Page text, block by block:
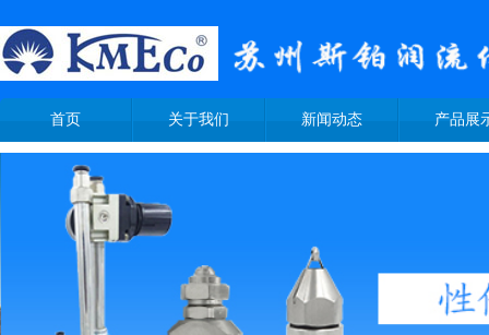
首页 关于我们 新闻动态 产品展